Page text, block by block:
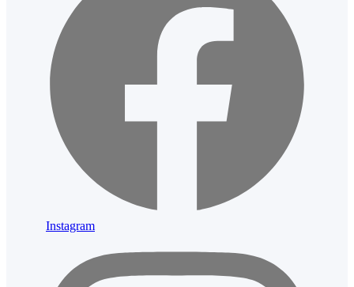
Instagram